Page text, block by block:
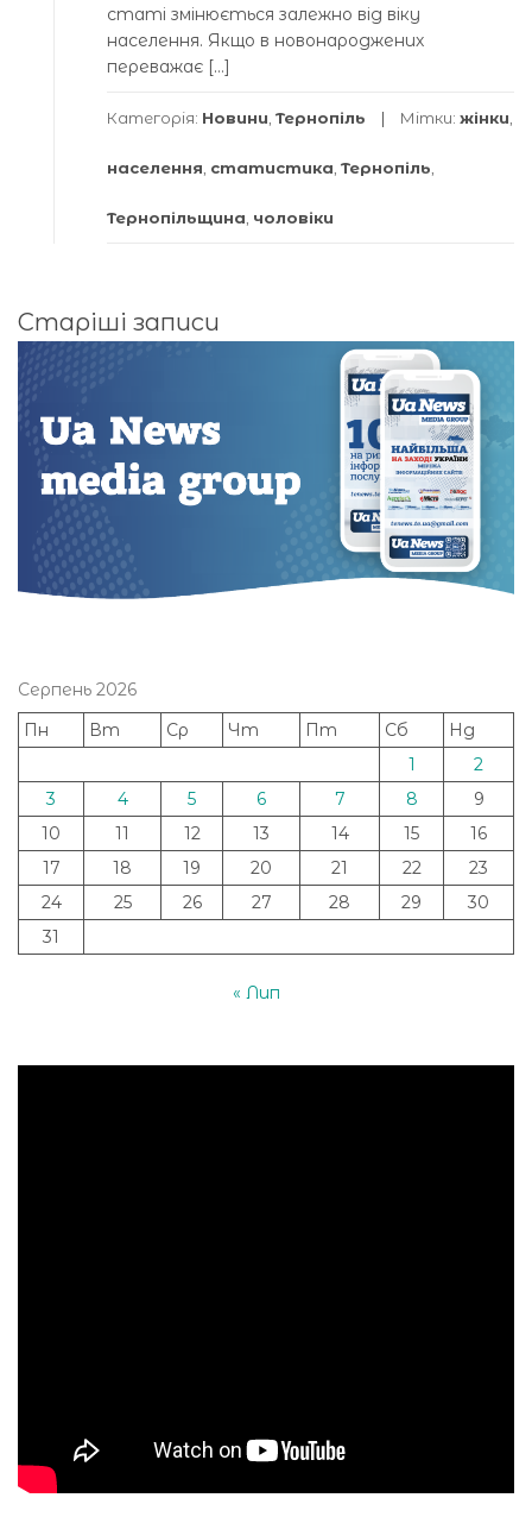
статі змінюється залежно від віку
населення. Якщо в новонароджених
переважає […]
Категорія: Новини Тернопіль Мітки: жінки
населення статистика Тернопіль
Тернопільщина чоловіки
Навігація
за
Старіші записи
Серпень 2026
Пн
Вт Ср Чт Пт Сб
Нд
1
2
3
4 5 6 7 8
9
10
11 12 13 14 15
16
17
18 19 20 21 22
23
24
25 26 27 28 29
30
31
« Лип